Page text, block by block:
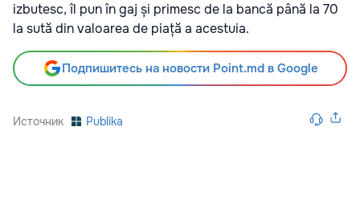
izbutesc, îl pun în gaj și primesc de la bancă până la 70
la sută din valoarea de piață a acestuia.
Подпишитесь на новости Point.md в Google
Источник Publika